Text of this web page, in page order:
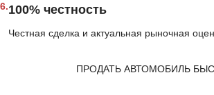
6.100% честность
Честная сделка и актуальная рыночная
ПРОДАТЬ АВТОМОБИЛЬ